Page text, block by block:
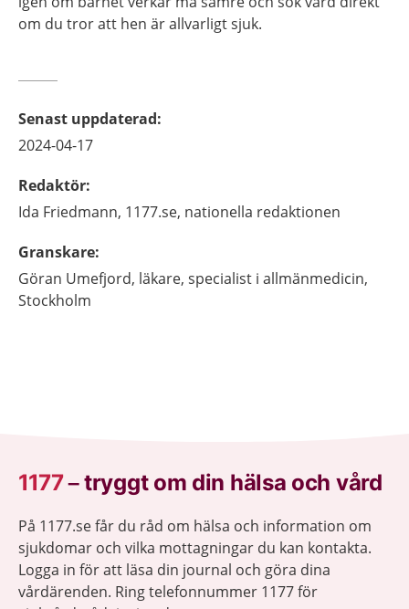
om du tror att hen är allvarligt sjuk.
Senast uppdaterad:
2024-04-17
Redaktör:
Ida Friedmann, 1177.se, nationella redaktionen
Granskare:
Göran Umefjord, läkare, specialist i allmänmedicin,
Stockholm
1177–tryggt om din hälsa och vård
På 1177.se får du råd om hälsa och information om
sjukdomar och vilka mottagningar du kan kontakta.
Logga in för att läsa din journal och göra dina
vårdärenden. Ring telefonnummer 1177 för